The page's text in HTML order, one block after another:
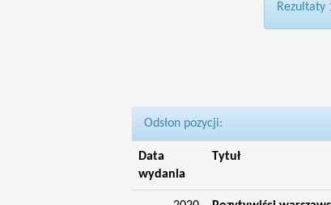
Rezultaty
Odsłon pozycji:
Data
wydania
Tytuł